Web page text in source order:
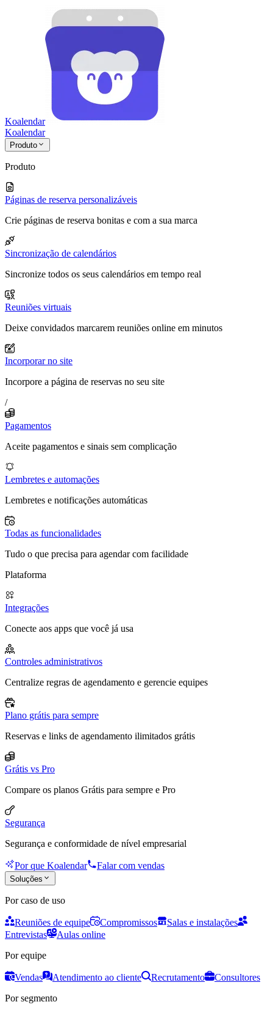
Koalendar
Koalendar
Produto
Produto
Páginas de reserva personalizáveis
Crie páginas de reserva bonitas e com a sua marca
Sincronização de calendários
Sincronize todos os seus calendários em tempo real
Reuniões virtuais
Deixe convidados marcarem reuniões online em minutos
Incorporar no site
Incorpore a página de reservas no seu site
/
Pagamentos
Aceite pagamentos e sinais sem complicação
Lembretes e automações
Lembretes e notificações automáticas
Todas as funcionalidades
Tudo o que precisa para agendar com facilidade
Plataforma
Integrações
Conecte aos apps que você já usa
Controles administrativos
Centralize regras de agendamento e gerencie equipes
Plano grátis para sempre
Reservas e links de agendamento ilimitados grátis
Grátis vs Pro
Compare os planos Grátis para sempre e Pro
Segurança
Segurança e conformidade de nível empresarial
Por que Koalendar Falar com vendas
Soluções
Por caso de uso
Reuniões de equipe Compromissos
Salas e instalações
Entrevistas
Aulas online
Por equipe
Vendas Atendimento ao cliente Recrutamento
Consultores
Por segmento